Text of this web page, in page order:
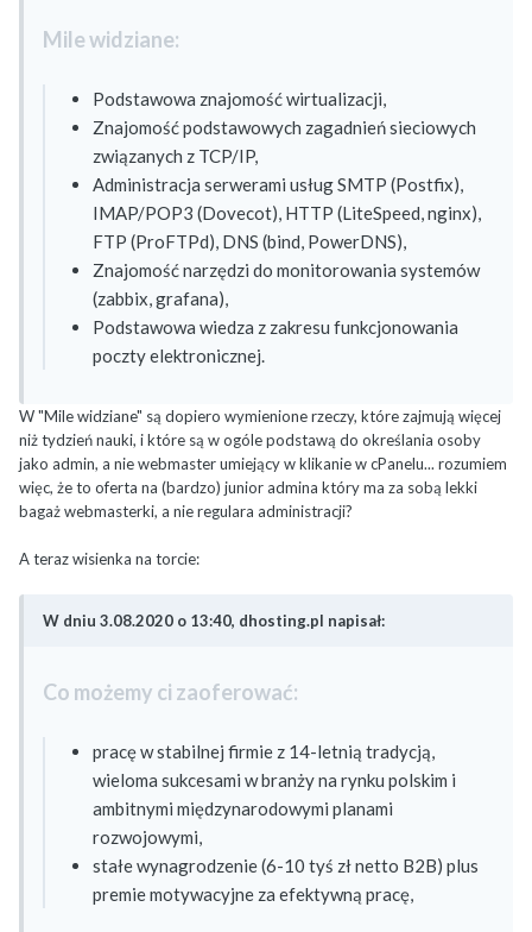
Mile widziane:
Podstawowa znajomość wirtualizacji,
Znajomość podstawowych zagadnień sieciowych
związanych z TCP/IP,
Administracja serwerami usług SMTP (Postfix),
IMAP/POP3 (Dovecot), HTTP (LiteSpeed, nginx),
FTP (ProFTPd), DNS (bind, PowerDNS),
Znajomość narzędzi do monitorowania systemów
(zabbix, grafana),
Podstawowa wiedza z zakresu funkcjonowania
poczty elektronicznej.
W "Mile widziane" są dopiero wymienione rzeczy, które zajmują więcej
niż tydzień nauki, i które są w ogóle podstawą do określania osoby
jako admin, a nie webmaster umiejący w klikanie w cPanelu... rozumiem
więc, że to oferta na (bardzo) junior admina który ma za sobą lekki
bagaż webmasterki, a nie regulara administracji?
A teraz wisienka na torcie:
W dniu 3.08.2020 o 13:40, dhosting.pl napisał:
Co możemy ci zaoferować:
pracę w stabilnej firmie z 14-letnią tradycją,
wieloma sukcesami w branży na rynku polskim i
ambitnymi międzynarodowymi planami
rozwojowymi,
stałe wynagrodzenie (6-10 tyś zł netto B2B) plus
premie motywacyjne za efektywną pracę,